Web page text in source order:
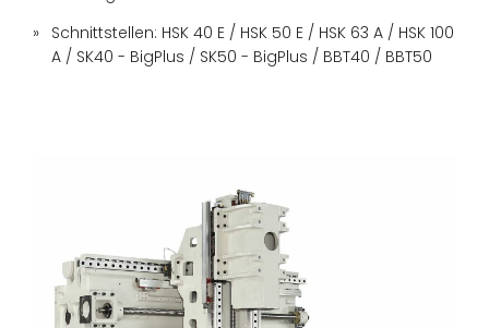
Schnittstellen: HSK 40 E / HSK 50 E / HSK 63 A / HSK 100
A / SK40 - BigPlus / SK50 - BigPlus / BBT40 / BBT50